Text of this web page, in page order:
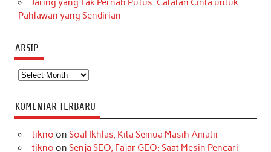
Jaring yang Tak Pernah Putus: Catatan Cinta untuk
Pahlawan yang Sendirian
ARSIP
Arsip
KOMENTAR TERBARU
tikno on Soal Ikhlas, Kita Semua Masih Amatir
tikno on Senja SEO, Fajar GEO: Saat Mesin Pencari